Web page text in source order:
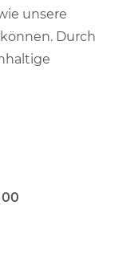
unsere
Durch
00